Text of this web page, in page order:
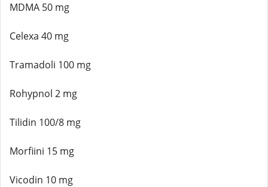
MDMA 50 mg
Celexa 40 mg
Tramadoli 100 mg
Rohypnol 2 mg
Tilidin 100/8 mg
Morfiini 15 mg
Vicodin 10 mg